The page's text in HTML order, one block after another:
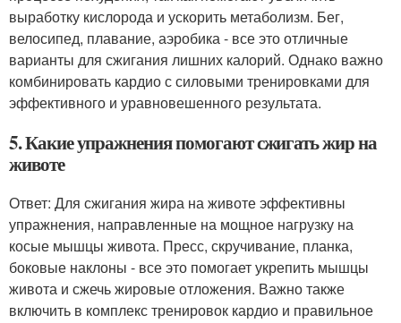
выработку кислорода и ускорить метаболизм. Бег,
велосипед, плавание, аэробика - все это отличные
варианты для сжигания лишних калорий. Однако важно
комбинировать кардио с силовыми тренировками для
эффективного и уравновешенного результата.
5. Какие упражнения помогают сжигать жир на
животе
Ответ: Для сжигания жира на животе эффективны
упражнения, направленные на мощное нагрузку на
косые мышцы живота. Пресс, скручивание, планка,
боковые наклоны - все это помогает укрепить мышцы
живота и сжечь жировые отложения. Важно также
включить в комплекс тренировок кардио и правильное